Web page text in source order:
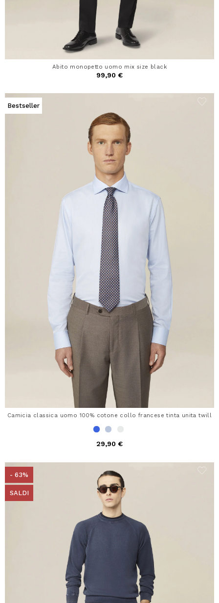
Abito monopetto uomo mix size black
99,90 €
Bestseller
Camicia classica uomo 100% cotone collo francese tinta unita twill
29,90 €
- 63%
SALDI